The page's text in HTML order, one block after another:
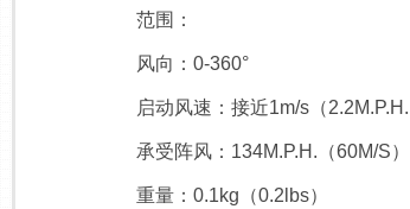
范围：
风向：0-360°
启动风速：接近1m/s（2.2M.P.H.
承受阵风：134M.P.H.（60M/S）
重量：0.1kg（0.2lbs）